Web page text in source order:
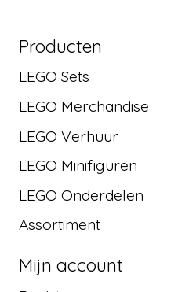
Producten
LEGO Sets
LEGO Merchandise
LEGO Verhuur
LEGO Minifiguren
LEGO Onderdelen
Assortiment
Mijn account